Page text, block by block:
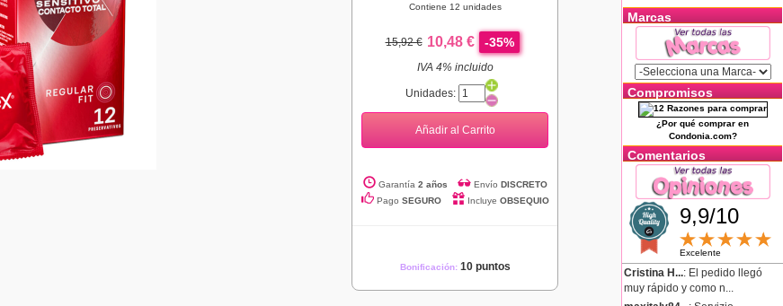
Contiene 12 unidades
15,92 € 10,48 € -35%
IVA 4% incluido
Unidades:
Añadir al Carrito
Garantía 2 años Envío DISCRETO
Pago SEGURO Incluye OBSEQUIO
Bonificación: 10 puntos
Marcas
Compromisos
¿Por qué comprar en
Condonia.com?
Comentarios
9,9/10
Excelente
Cristina H...: El pedido llegó
muy rápido y como n...